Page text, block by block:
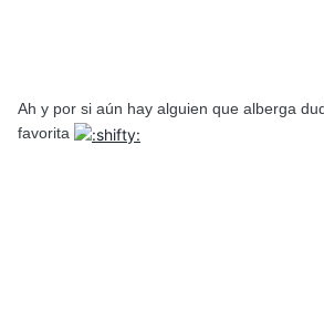
Ah y por si aún hay alguien que alberga
favorita